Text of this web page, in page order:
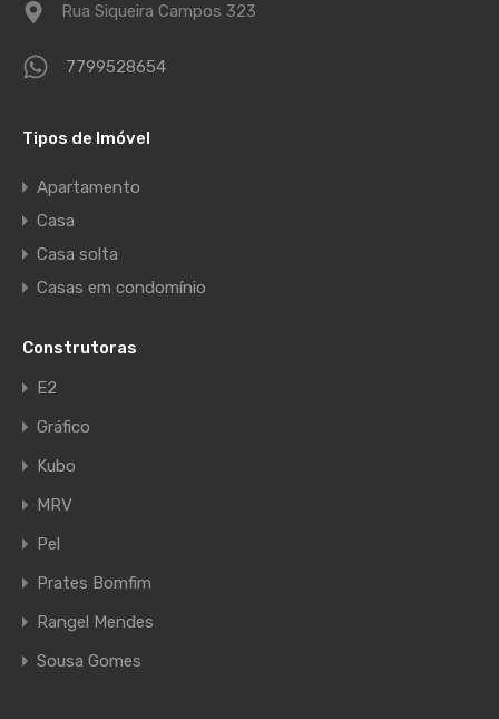
Rua Siqueira Campos 323
7799528654
Tipos de Imóvel
Apartamento
Casa
Casa solta
Casas em condomínio
Construtoras
E2
Gráfico
Kubo
MRV
Pel
Prates Bomfim
Rangel Mendes
Sousa Gomes